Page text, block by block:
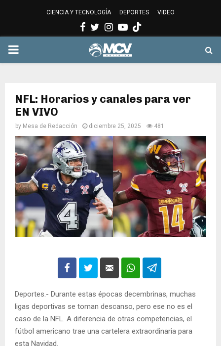
CIENCIA Y TECNOLOGÍA DEPORTES VIDEO
Facebook
Twitter
Instagram
Youtube
PRIMARY
NFL: Horarios y canales para ver
EN VIVO
by Mesa de Redacción diciembre 25, 2025 481
Deportes.- Durante estas épocas decembrinas, muchas
ligas deportivas se toman descanso, pero ese no es el
caso de la NFL. A diferencia de otras competencias, el
fútbol americano trae una cartelera extraordinaria para
esta Navidad.